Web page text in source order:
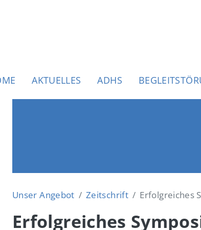
AKTUELLES ADHS
Unser Angebot Zeitschrift Erfolgreiches
Erfolgreiches